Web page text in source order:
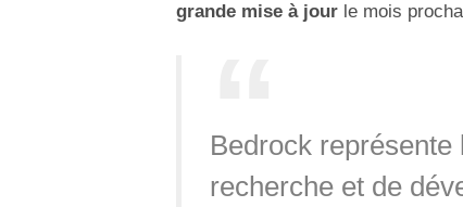
grande mise à jour le mois
Bedrock représente
recherche et de